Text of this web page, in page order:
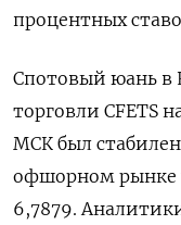
процентных
Спотовый юань в
торговли ​CFETS
МСК ⁠был
офшорном рынке
6,7879.